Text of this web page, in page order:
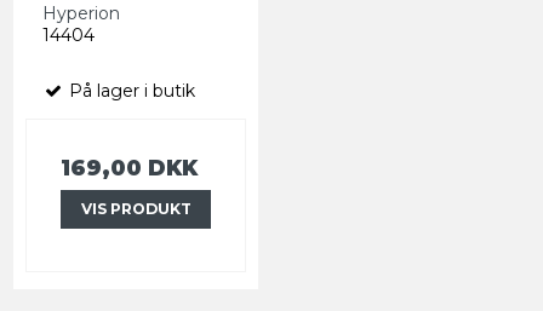
Hyperion
14404
På lager i butik
169,00 DKK
VIS PRODUKT